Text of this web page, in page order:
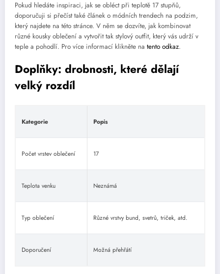
Pokud hledáte inspiraci, jak se obléct při teplotě 17 stupňů,
doporučuji si přečíst také článek o módních trendech na podzim,
který najdete na této stránce. V něm se dozvíte, jak kombinovat
různé kousky oblečení a vytvořit tak stylový outfit, který vás udrží v
teple a pohodlí. Pro více informací klikněte na tento odkaz.
Doplňky: drobnosti, které dělají
velký rozdíl
Kategorie Popis
Počet vrstev oblečení 17
Teplota venku Neznámá
Typ oblečení Různé vrstvy bund, svetrů, triček, atd.
Doporučení Možná přehřátí